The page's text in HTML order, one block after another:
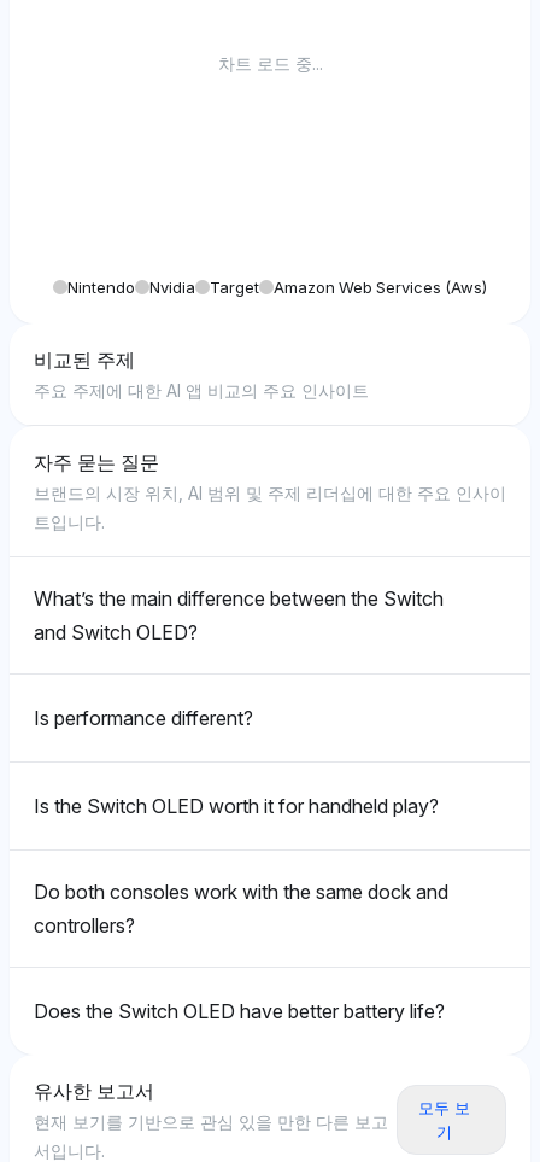
차트 로드 중...
Nintendo Nvidia Target Amazon Web Services (aws)
비교된 주제
주요 주제에 대한 AI 앱 비교의 주요 인사이트
자주 묻는 질문
브랜드의 시장 위치, AI 범위 및 주제 리더십에 대한 주요 인사이
트입니다.
What’s the main difference between the Switch
and Switch OLED?
Is performance different?
Is the Switch OLED worth it for handheld play?
Do both consoles work with the same dock and
controllers?
Does the Switch OLED have better battery life?
유사한 보고서
현재 보기를 기반으로 관심 있을 만한 다른 보고
서입니다.
모두 보
기